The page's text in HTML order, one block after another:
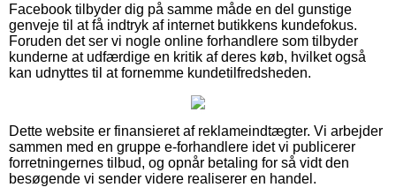
Facebook tilbyder dig på samme måde en del gunstige
genveje til at få indtryk af internet butikkens kundefokus.
Foruden det ser vi nogle online forhandlere som tilbyder
kunderne at udfærdige en kritik af deres køb, hvilket også
kan udnyttes til at fornemme kundetilfredsheden.
Dette website er finansieret af reklameindtægter. Vi arbejder
sammen med en gruppe e-forhandlere idet vi publicerer
forretningernes tilbud, og opnår betaling for så vidt den
besøgende vi sender videre realiserer en handel.